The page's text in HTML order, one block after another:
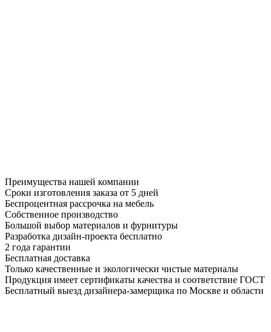
Преимущества нашей компании
Сроки изготовления заказа от 5 дней
Беспроцентная рассрочка на мебель
Собственное производство
Большой выбор материалов и фурнитуры
Разработка дизайн-проекта бесплатно
2 года гарантии
Бесплатная доставка
Только качественные и экологически чистые материалы
Продукция имеет сертификаты качества и соответствие ГОСТ
Бесплатный выезд дизайнера-замерщика по Москве и области